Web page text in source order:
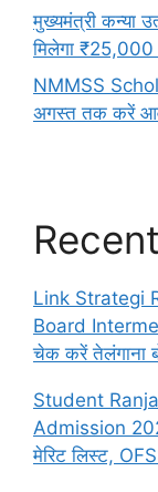
मुख्यमंत्री कन्या
मिलेगा ₹25,000
NMMSS
अगस्त तक करें
Link Strategi
Board
चेक करें तेलंगाना
Student
Admission
मेरिट लिस्ट,